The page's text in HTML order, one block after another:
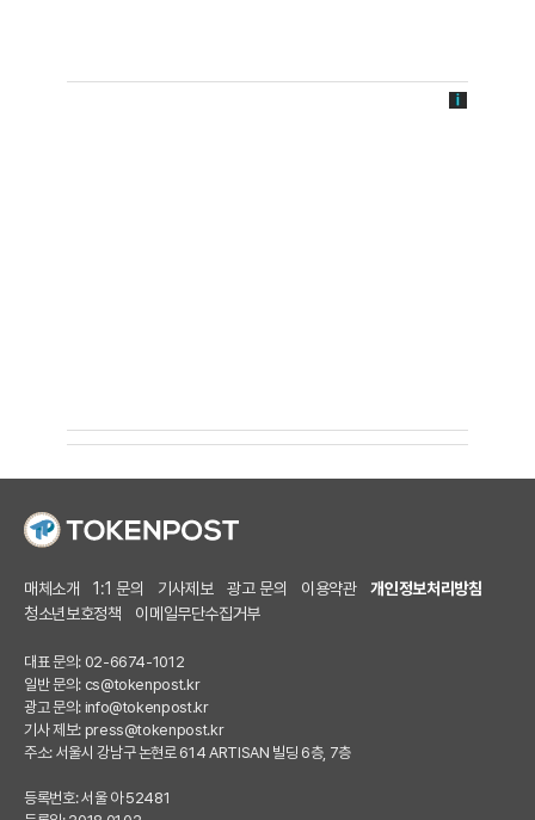
매체소개 1:1 문의 기사제보 광고 문의 이용약관
개인정보처리방침
청소년보호정책
이메일무단수집거부
대표 문의: 02-6674-1012
일반 문의: cs@tokenpost.kr
광고 문의: info@tokenpost.kr
기사 제보: press@tokenpost.kr
주소: 서울시 강남구 논현로 614 ARTISAN 빌딩 6층, 7층
등록번호: 서울 아 52481